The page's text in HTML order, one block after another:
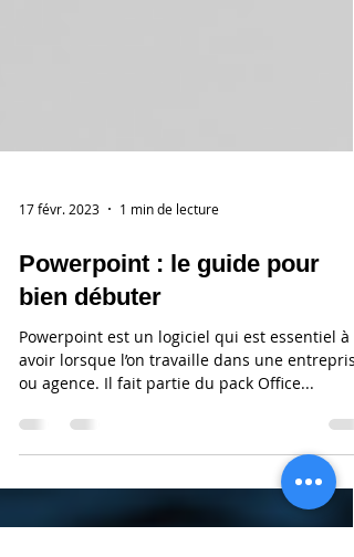
17 févr. 2023 1 min de lecture
Powerpoint : le guide pour
bien débuter
Powerpoint est un logiciel qui est essentiel à
avoir lorsque l’on travaille dans une entreprise
ou agence. Il fait partie du pack Office...